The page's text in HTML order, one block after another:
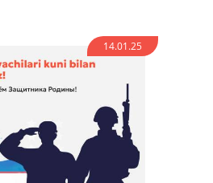
14.01.25